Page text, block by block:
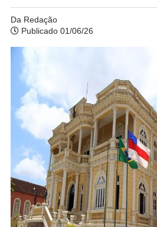
Da Redação
Publicado 01/06/26